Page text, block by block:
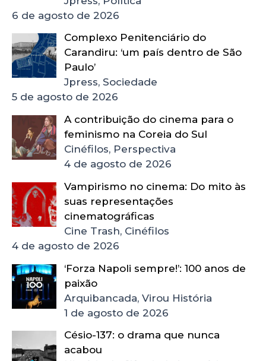
6 de agosto de 2026
Complexo Penitenciário do
Carandiru: ‘um país dentro de São
Paulo’
Jpress, Sociedade
5 de agosto de 2026
A contribuição do cinema para o
feminismo na Coreia do Sul
Cinéfilos, Perspectiva
4 de agosto de 2026
Vampirismo no cinema: Do mito às
suas representações
cinematográficas
Cine Trash, Cinéfilos
4 de agosto de 2026
‘Forza Napoli sempre!’: 100 anos de
paixão
Arquibancada, Virou História
1 de agosto de 2026
Césio-137: o drama que nunca
acabou